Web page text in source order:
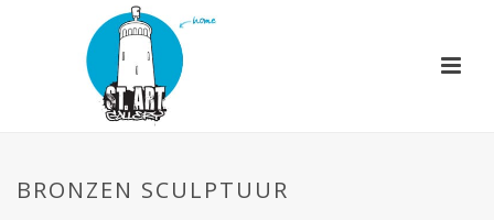
BRONZEN SCULPTUUR